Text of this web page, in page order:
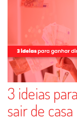
3 ideias
sair de casa